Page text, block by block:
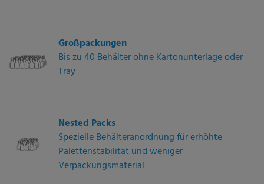
Großpackungen
Bis zu 40 Behälter ohne Kartonunterlage oder
Tray
Nested Packs
Spezielle Behälteranordnung für erhöhte
Palettenstabilität und weniger
Verpackungsmaterial